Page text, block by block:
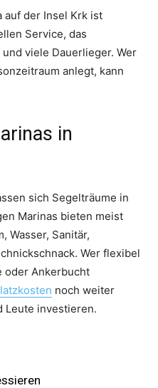
auf der Insel Krk ist
Service, das
viele Dauerlieger. Wer
anlegt, kann
in
sich Segelträume in
Marinas bieten meist
Wasser, Sanitär,
Wer flexibel
oder Ankerbucht
noch weiter
Leute investieren.